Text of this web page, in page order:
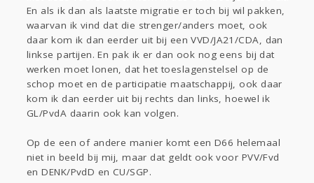
En als ik dan als laatste migratie er toch bij wil pakken,
waarvan ik vind dat die strenger/anders moet, ook
daar kom ik dan eerder uit bij een VVD/JA21/CDA, dan
linkse partijen. En pak ik er dan ook nog eens bij dat
werken moet lonen, dat het toeslagenstelsel op de
schop moet en de participatie maatschappij, ook daar
kom ik dan eerder uit bij rechts dan links, hoewel ik
GL/PvdA daarin ook kan volgen.
Op de een of andere manier komt een D66 helemaal
niet in beeld bij mij, maar dat geldt ook voor PVV/Fvd
en DENK/PvdD en CU/SGP.